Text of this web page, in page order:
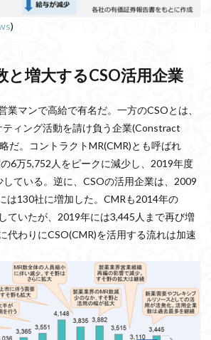
)
と増大するCSO活用企業
業マンで高給で有名だ。一方のCSOとは、
ィング活動を請け負う企業(Constract
だ。コントラクトMR(CMR)とも呼ばれ
6万5,752人をピークに減少し、2019年度
ている。逆に、CSOの活用企業は、2009
は130社に増加した。CMRも2014年の
ていたが、2019年には3,445人まで再び増
代わりにCSO(CMR)を活用する流れは加速